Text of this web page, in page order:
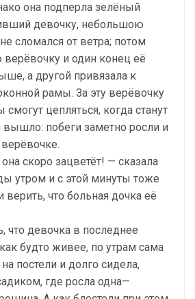
она подперла зелёный
девочку, небольшою
сломался от ветра; потом
верёвочку и один конец её
а другой привязала к
рамы. За эту верёвочку
цепляться, когда станут
вышло: побеги заметно росли и
скоро зацветёт! — сказала
утром и с этой минуты тоже
верить, что больная дочка её
что девочка в последнее
будто живее, по утрам сама
постели и долго сидела,
где росла одна—